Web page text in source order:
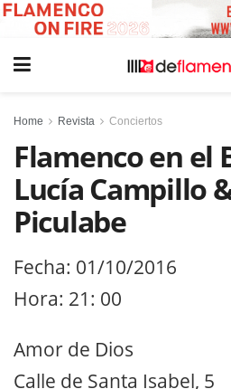
Home Revista Conciertos
Flamenco en el
Lucía Campillo
Piculabe
Fecha: 01/10/2016
Hora: 21: 00
Amor de Dios
Calle de Santa Isabel, 5